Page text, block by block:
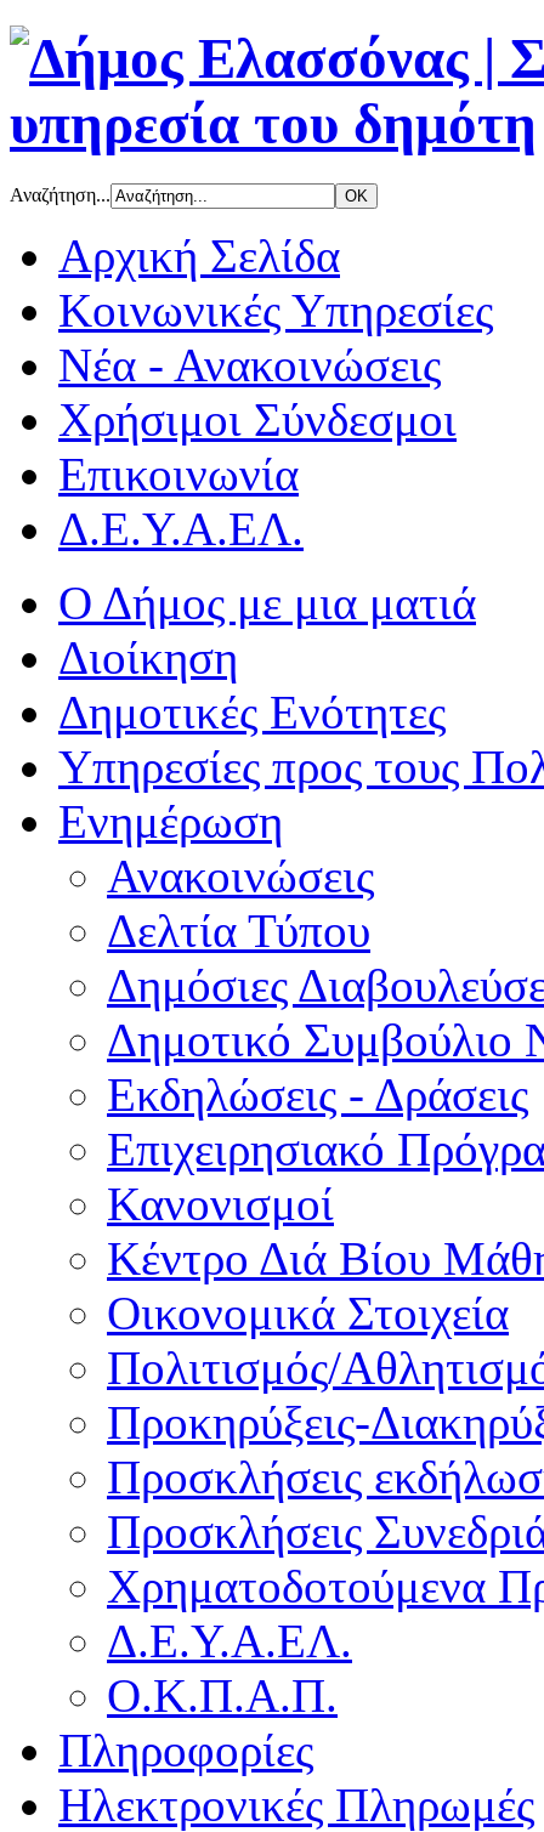
Αναζήτηση...
Αρχική Σελίδα
Κοινωνικές Υπηρεσίες
Νέα - Ανακοινώσεις
Χρήσιμοι Σύνδεσμοι
Επικοινωνία
Δ.Ε.Υ.Α.ΕΛ.
Ο Δήμος με μια ματιά
Διοίκηση
Δημοτικές Ενότητες
Υπηρεσίες προς τους
Ενημέρωση
Ανακοινώσεις
Δελτία Τύπου
Δημόσιες
Δημοτικό Συμβούλιο
Εκδηλώσεις - Δράσεις
Επιχειρησιακό
Κανονισμοί
Κέντρο Διά Βίου
Οικονομικά Στοιχεία
Πολιτισμός/
Προκηρύξεις-
Προσκλήσεις
Προσκλήσεις
Χρηματοδοτούμενα
Δ.Ε.Υ.Α.ΕΛ.
Ο.Κ.Π.Α.Π.
Πληροφορίες
Ηλεκτρονικές Πληρωμές